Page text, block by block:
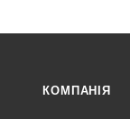
КОМПАНІЯ